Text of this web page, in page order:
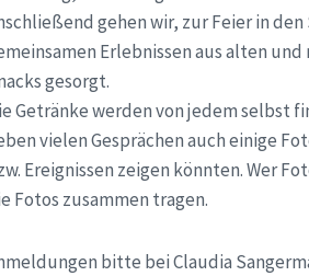
gehen wir, zur Feier in
Erlebnissen aus alten
gesorgt.
Getränke werden von jedem selbst
vielen Gesprächen auch einige
Ereignissen zeigen könnten. Wer
Fotos zusammen tragen.
bitte bei Claudia